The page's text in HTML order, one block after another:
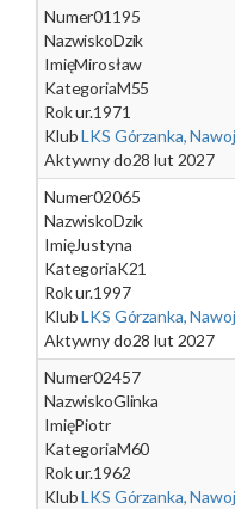
Numer01195
NazwiskoDzik
ImięMirosław
KategoriaM55
Rok ur.1971
KlubLKS Górzanka,
Aktywny do28 lut 2027
Numer02065
NazwiskoDzik
ImięJustyna
KategoriaK21
Rok ur.1997
KlubLKS Górzanka,
Aktywny do28 lut 2027
Numer02457
NazwiskoGlinka
ImięPiotr
KategoriaM60
Rok ur.1962
KlubLKS Górzanka,